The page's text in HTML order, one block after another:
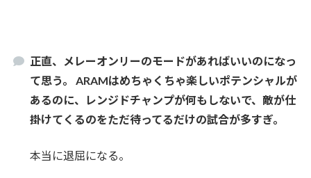
正直、メレーオンリーのモードがあればいいのになっ
て思う。 ARAMはめちゃくちゃ楽しいポテンシャルが
あるのに、レンジドチャンプが何もしないで、敵が仕
掛けてくるのをただ待ってるだけの試合が多すぎ。
本当に退屈になる。